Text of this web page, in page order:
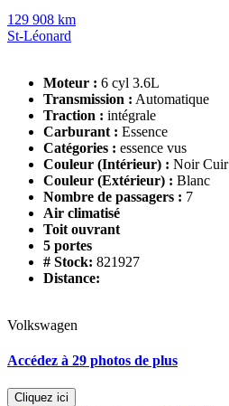
129 908 km
St-Léonard
Moteur : 6 cyl 3.6L
Transmission : Automatique
Traction : intégrale
Carburant : Essence
Catégories : essence vus
Couleur (Intérieur) : Noir Cuir
Couleur (Extérieur) : Blanc
Nombre de passagers : 7
Air climatisé
Toit ouvrant
5 portes
# Stock: 821927
Distance:
Volkswagen
Accédez à 29 photos de plus
Cliquez ici